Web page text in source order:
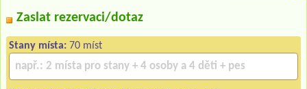
Zaslat rezervaci/dotaz
Stany místa: 70 míst